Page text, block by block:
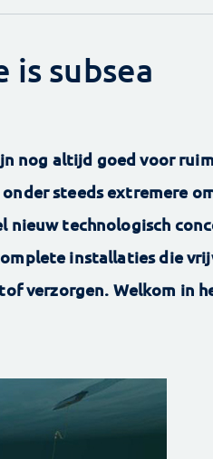
is subsea
nog altijd goed voor
steeds extremere
nieuw technologisch
installaties die
verzorgen. Welkom in